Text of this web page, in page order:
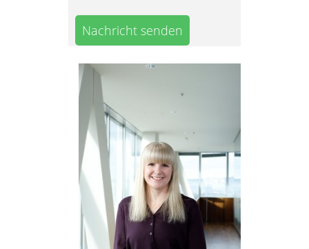
Nachricht senden